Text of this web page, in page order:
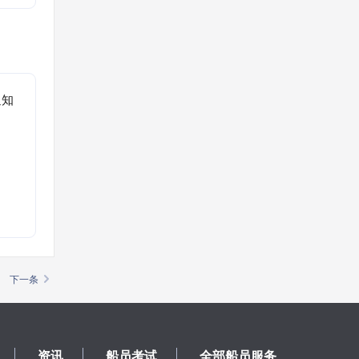
下一条
资讯 船员考试 全部船员服务